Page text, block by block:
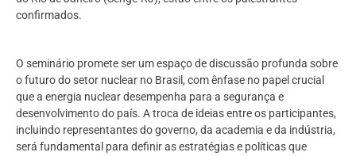
confirmados.
O seminário promete ser um espaço de discussão profunda sobre
o futuro do setor nuclear no Brasil, com ênfase no papel crucial
que a energia nuclear desempenha para a segurança e
desenvolvimento do país. A troca de ideias entre os participantes,
incluindo representantes do governo, da academia e da indústria,
será fundamental para definir as estratégias e políticas que